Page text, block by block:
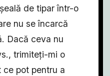
de tipar într-o
nu se încarcă
Dacă ceva nu
trimiteți-mi o
pot pentru a